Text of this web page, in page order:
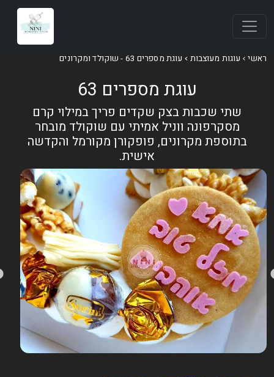
ראשי עוגות מעוצבות עוגת מספרים 63 - שוקולד ומקרונים
עוגת מספרים 63
שתי שכבות בצק שקדים פריך במילוי קרם
מסקרפונה ווניל אמיתי עם שוקולד מובחר
בתוספת מקרונים, פופקורן מקורמל והקדשה
אישית.